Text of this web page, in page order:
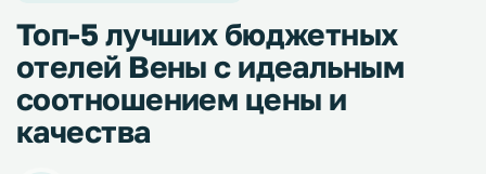
Топ-5 лучших бюджетных
отелей Вены с идеальным
соотношением цены и
качества